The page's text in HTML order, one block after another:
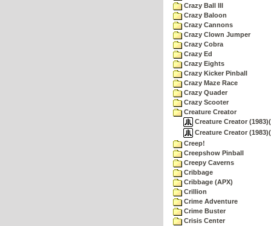
Crazy Ball III
Crazy Baloon
Crazy Cannons
Crazy Clown Jumper
Crazy Cobra
Crazy Ed
Crazy Eights
Crazy Kicker Pinball
Crazy Maze Race
Crazy Quader
Crazy Scooter
Creature Creator
Creature Creator
Creature Creator
Creep!
Creepshow Pinball
Creepy Caverns
Cribbage
Cribbage (APX)
Crillion
Crime Adventure
Crime Buster
Crisis Center